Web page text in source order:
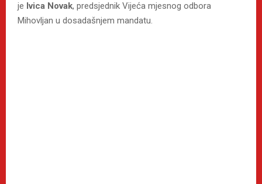
je Ivica Novak, predsjednik Vijeća mjesnog odbora
Mihovljan u dosadašnjem mandatu.